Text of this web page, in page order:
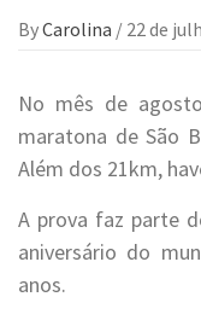
ByCarolina / 22 de
No mês de
maratona de São
Além dos 21km,
A prova faz parte
aniversário do
anos.